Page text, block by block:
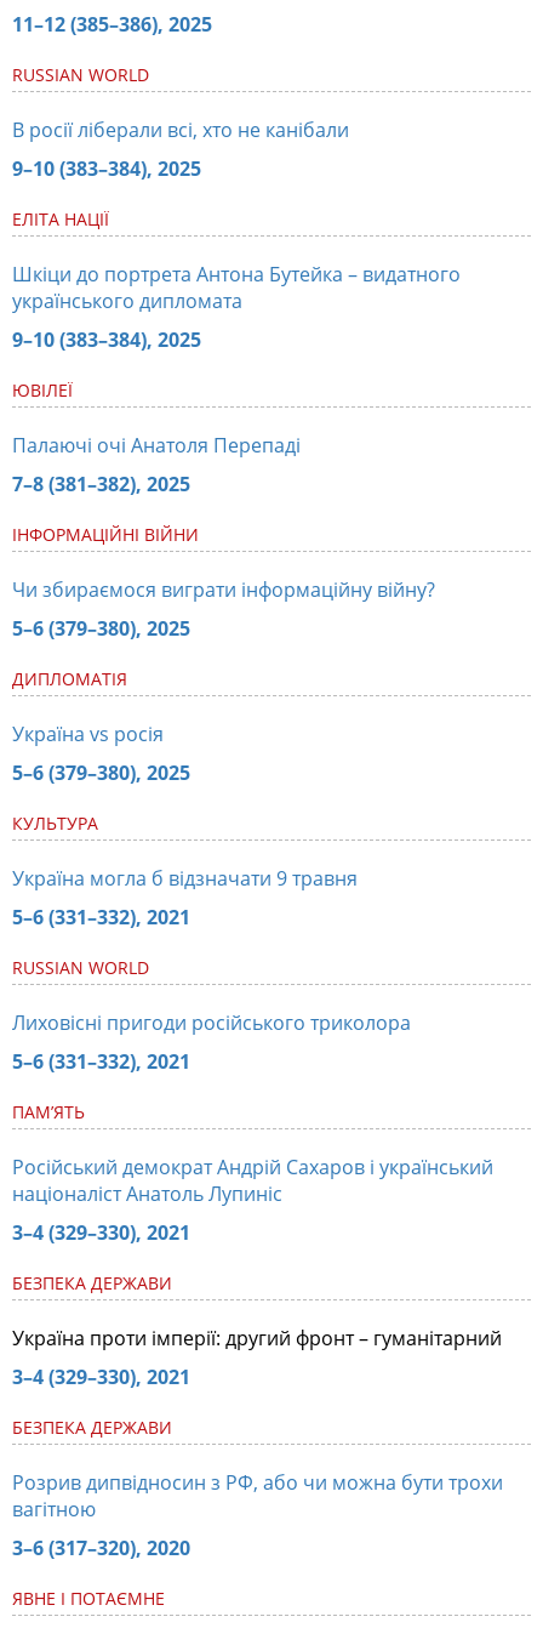
11–12 (385–386), 2025
RUSSIAN WORLD
В росії ліберали всі, хто не канібали
9–10 (383–384), 2025
ЕЛІТА НАЦІЇ
Шкіци до портрета Антона Бутейка – видатного
українського дипломата
9–10 (383–384), 2025
ЮВІЛЕЇ
Палаючі очі Анатоля Перепаді
7–8 (381–382), 2025
ІНФОРМАЦІЙНІ ВІЙНИ
Чи збираємося виграти інформаційну війну?
5–6 (379–380), 2025
ДИПЛОМАТІЯ
Україна vs росія
5–6 (379–380), 2025
КУЛЬТУРА
Україна могла б відзначати 9 травня
5–6 (331–332), 2021
RUSSIAN WORLD
Лиховісні пригоди російського триколора
5–6 (331–332), 2021
ПАМ’ЯТЬ
Російський демократ Андрій Сахаров і український
націоналіст Анатоль Лупиніс
3–4 (329–330), 2021
БЕЗПЕКА ДЕРЖАВИ
Україна проти імперії: другий фронт – гуманітарний
3–4 (329–330), 2021
БЕЗПЕКА ДЕРЖАВИ
Розрив дипвідносин з РФ, або чи можна бути трохи
вагітною
3–6 (317–320), 2020
ЯВНЕ І ПОТАЄМНЕ